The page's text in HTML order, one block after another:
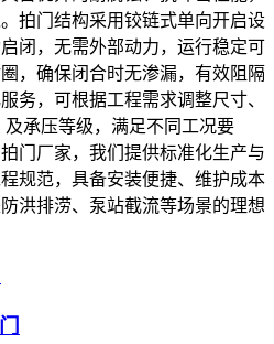
拍门结构采用铰链式单向开启设
闭，无需外部动力，运行稳定可
，确保闭合时无渗漏，有效阻隔
务，可根据工程需求调整尺寸、
承压等级，满足不同工况要
门厂家，我们提供标准化生产与
规范，具备安装便捷、维护成本
洪排涝、泵站截流等场景的理想